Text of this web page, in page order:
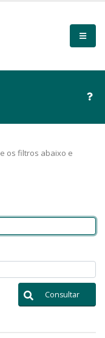
os filtros abaixo e
Consultar